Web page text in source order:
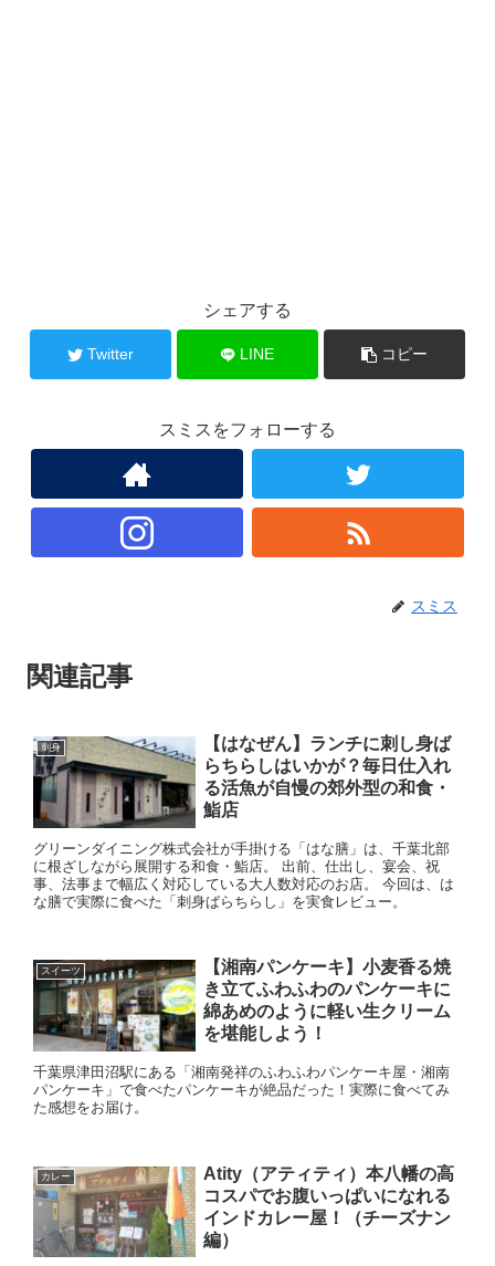
シェアする
Twitter LINE コピー
スミスをフォローする
スミス
関連記事
刺身
【はなぜん】ランチに刺し身ば
らちらしはいかが？毎日仕入れ
る活魚が自慢の郊外型の和食・
鮨店
グリーンダイニング株式会社が手掛ける「はな膳」は、千葉北部
に根ざしながら展開する和食・鮨店。 出前、仕出し、宴会、祝
事、法事まで幅広く対応している大人数対応のお店。 今回は、は
な膳で実際に食べた「刺身ばらちらし」を実食レビュー。
スイーツ
【湘南パンケーキ】小麦香る焼
き立てふわふわのパンケーキに
綿あめのように軽い生クリーム
を堪能しよう！
千葉県津田沼駅にある「湘南発祥のふわふわパンケーキ屋・湘南
パンケーキ」で食べたパンケーキが絶品だった！実際に食べてみ
た感想をお届け。
カレー
Atity（アティティ）本八幡の高
コスパでお腹いっぱいになれる
インドカレー屋！（チーズナン
編）